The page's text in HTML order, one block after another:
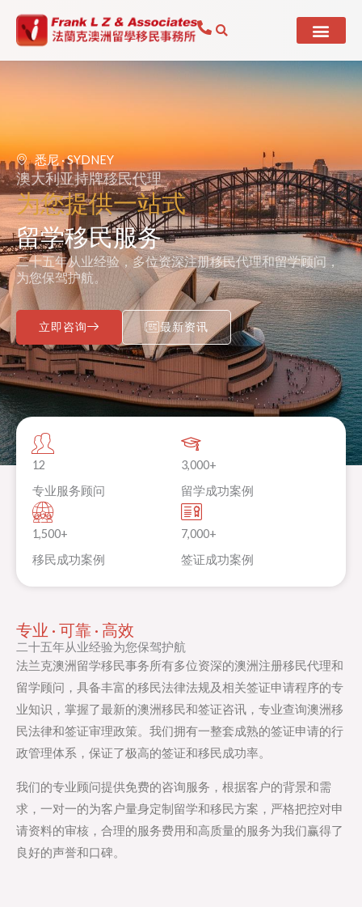
悉尼 · SYDNEY
澳大利亚持牌移民代理
为您提供一站式
留学移民服务
二十五年从业经验，多位资深注册移民代理和留学顾问，
为您保驾护航。
立即咨询 最新资讯
12
专业服务顾问
3,000+
留学成功案例
1,500+
移民成功案例
7,000+
签证成功案例
专业 · 可靠 · 高效
二十五年从业经验为您保驾护航
法兰克澳洲留学移民事务所有多位资深的澳洲注册移民代理和
留学顾问，具备丰富的移民法律法规及相关签证申请程序的专
业知识，掌握了最新的澳洲移民和签证咨讯，专业查询澳洲移
民法律和签证审理政策。我们拥有一整套成熟的签证申请的行
政管理体系，保证了极高的签证和移民成功率。
我们的专业顾问提供免费的咨询服务，根据客户的背景和需
求，一对一的为客户量身定制留学和移民方案，严格把控对申
请资料的审核，合理的服务费用和高质量的服务为我们赢得了
良好的声誉和口碑。